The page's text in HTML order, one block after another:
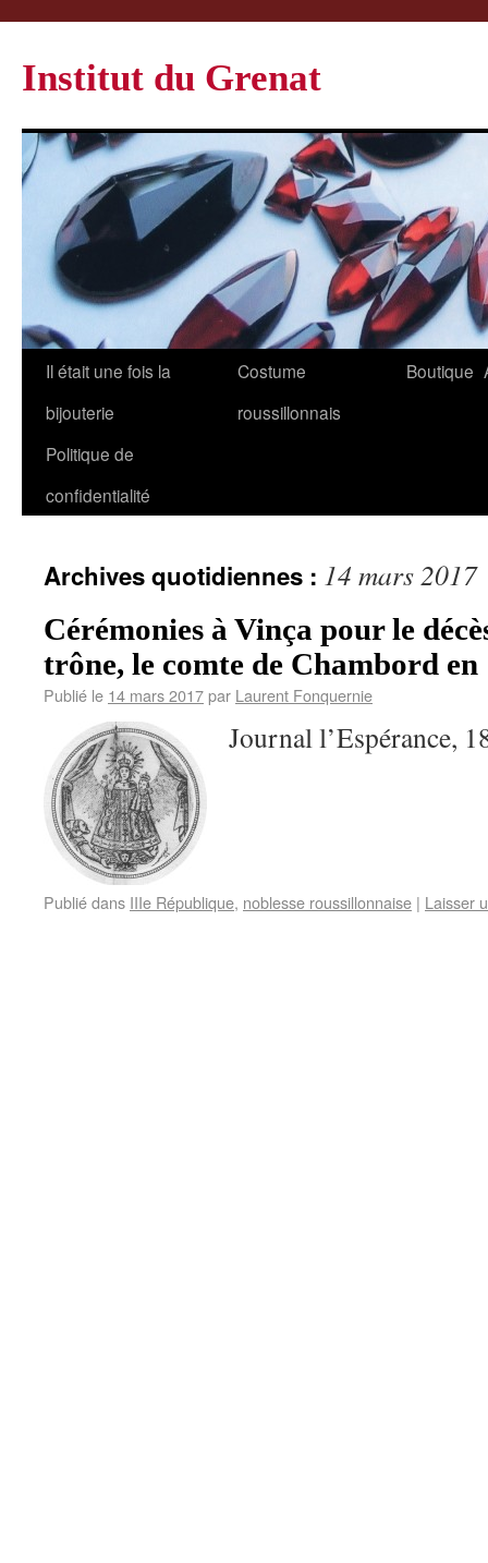
Institut du Grenat
Il était une fois la
bijouterie
Costume
roussillonnais
Boutique
Politique de
confidentialité
Archives quotidiennes : 14 mars 2017
Cérémonies à Vinça pour le
trône, le comte de Chambord en
Publié le 14 mars 2017par Laurent Fonquernie
Journal l’Espérance,
Publié dans IIIe République, noblesse roussillonnaise | Laisser